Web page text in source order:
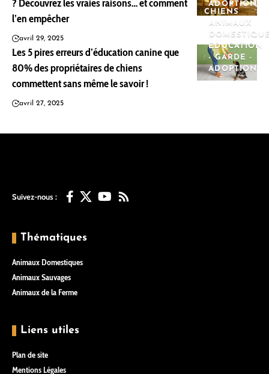
ADOPTION
? Découvrez les vraies raisons… et comment
l’en empêcher
avril 29, 2025
CHIENS
ANIMAUX
EDUCATION
- GARDE -
ADOPTION
Les 5 pires erreurs d’éducation canine que
80% des propriétaires de chiens
commettent sans même le savoir !
avril 27, 2025
Suivez-nous :
Thématiques
Animaux Domestiques
Animaux Sauvages
Animaux de la Ferme
Liens utiles
Plan de site
Mentions Légales